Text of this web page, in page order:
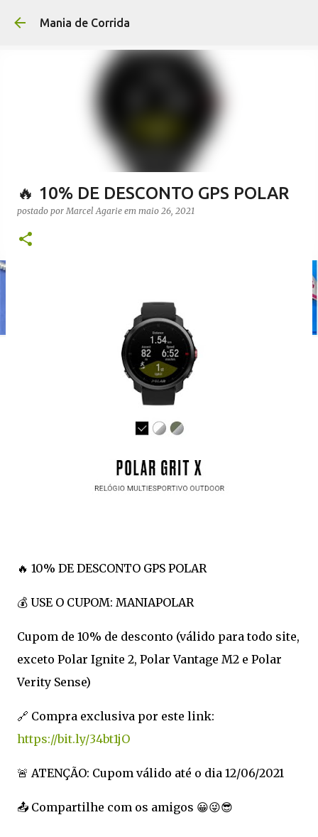
Mania de Corrida
🔥 10% DE DESCONTO GPS POLAR
postado porMarcel Agarie em maio 26, 2021
🔥 10% DE DESCONTO GPS POLAR
💰 USE O CUPOM: MANIAPOLAR
Cupom de 10% de desconto (válido para todo site,
exceto Polar Ignite 2, Polar Vantage M2 e Polar
Verity Sense)
🔗 Compra exclusiva por este link:
https://bit.ly/34bt1jO
🚨 ATENÇÃO: Cupom válido até o dia 12/06/2021
📤 Compartilhe com os amigos 😀😜😎